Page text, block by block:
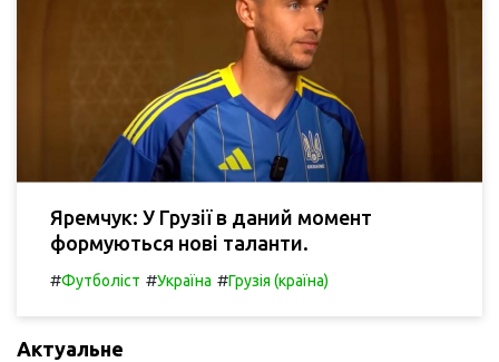
Яремчук: У Грузії в даний момент
формуються нові таланти.
#Футболіст #Україна #Грузія (країна)
Актуальне